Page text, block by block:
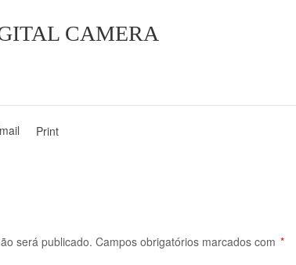
CAMERA
Print
será publicado. Campos obrigatórios marcados com *